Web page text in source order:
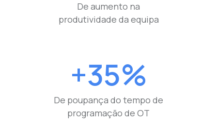
De aumento na
produtividade da equipa
+35%
De poupança do tempo de
programação de OT